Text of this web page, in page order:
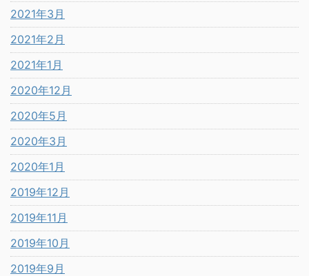
2021年3月
2021年2月
2021年1月
2020年12月
2020年5月
2020年3月
2020年1月
2019年12月
2019年11月
2019年10月
2019年9月